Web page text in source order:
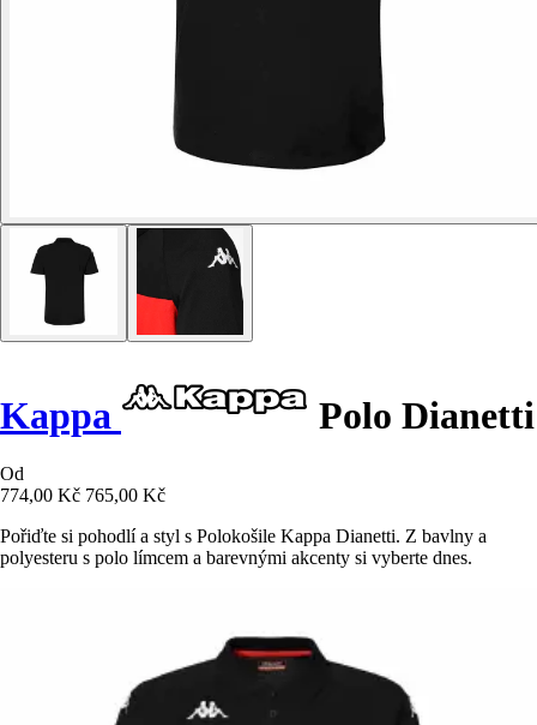
Kappa Polo Dianetti
Od
774,00 Kč 765,00 Kč
Pořiďte si pohodlí a styl s Polokošile Kappa Dianetti. Z bavlny a
polyesteru s polo límcem a barevnými akcenty si vyberte dnes.